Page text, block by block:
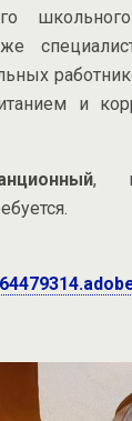
школьного
и
,